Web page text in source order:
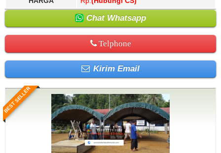
Chat Whatsapp
Telphone
Kirim Email
BEST SELLER